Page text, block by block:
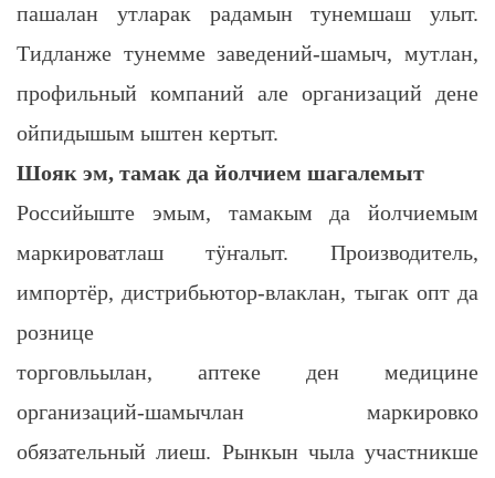
пашалан утларак радамын тунемшаш улыт.
Тидланже тунемме заведений-шамыч, мутлан,
профильный компаний але организаций дене
ойпидышым ыштен кертыт.
Шояк эм, тамак да йолчием шагалемыт
Российыште эмым, тамакым да йолчиемым
маркироватлаш тӱҥалыт. Производитель,
импортёр, дистрибьютор-влаклан, тыгак опт да
рознице
торговльылан, аптеке ден медицине
организаций-шамычлан маркировко
обязательный лиеш. Рынкын чыла участникше